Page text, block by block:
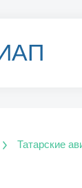
Татарские